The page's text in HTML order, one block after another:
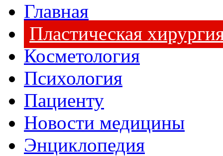
Главная
Пластическая
Косметология
Психология
Пациенту
Новости медицины
Энциклопедия